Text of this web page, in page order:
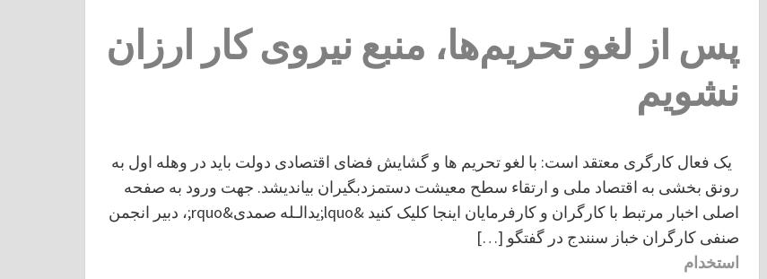
پس از لغو تحریم‌ها، منبع نیروی کار ارزان
نشویم
یک فعال کارگری معتقد است: با لغو تحریم ها و گشایش فضای اقتصادی دولت باید در وهله اول به
رونق بخشی به اقتصاد ملی و ارتقاء سطح معیشت دستمزدبگیران بیاندیشد. جهت ورود به صفحه
اصلی اخبار مرتبط با کارگران و کارفرمایان اینجا کلیک کنید &lquo;یدالـله صمدی&rquo;، دبیر انجمن
صنفی کارگران خباز سنندج در گفتگو […]
استخدام